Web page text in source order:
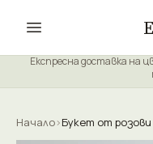
Е
Експресна доставка на
Начало›Букет от